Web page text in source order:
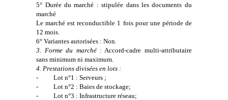
5° Durée du marché : stipulée dans les documents du
marché
Le marché est reconductible 1 fois pour une période de
12 mois.
6° Variantes autorisées : Non.
3. Forme du marché :Accord-cadre multi-attributaire
sans minimum ni maximum.
4. Prestations divisées en lots :
-
Lot n°1 : Serveurs ;
-
Lot n°2 : Baies de stockage;
-
Lot n°3 : Infrastructure réseau;